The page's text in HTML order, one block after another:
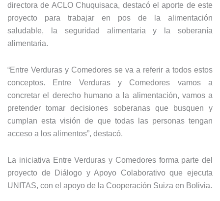
directora de ACLO Chuquisaca, destacó el aporte de este
proyecto para trabajar en pos de la alimentación
saludable, la seguridad alimentaria y la soberanía
alimentaria.
“Entre Verduras y Comedores se va a referir a todos estos
conceptos. Entre Verduras y Comedores vamos a
concretar el derecho humano a la alimentación, vamos a
pretender tomar decisiones soberanas que busquen y
cumplan esta visión de que todas las personas tengan
acceso a los alimentos”, destacó.
La iniciativa Entre Verduras y Comedores forma parte del
proyecto de Diálogo y Apoyo Colaborativo que ejecuta
UNITAS, con el apoyo de la Cooperación Suiza en Bolivia.